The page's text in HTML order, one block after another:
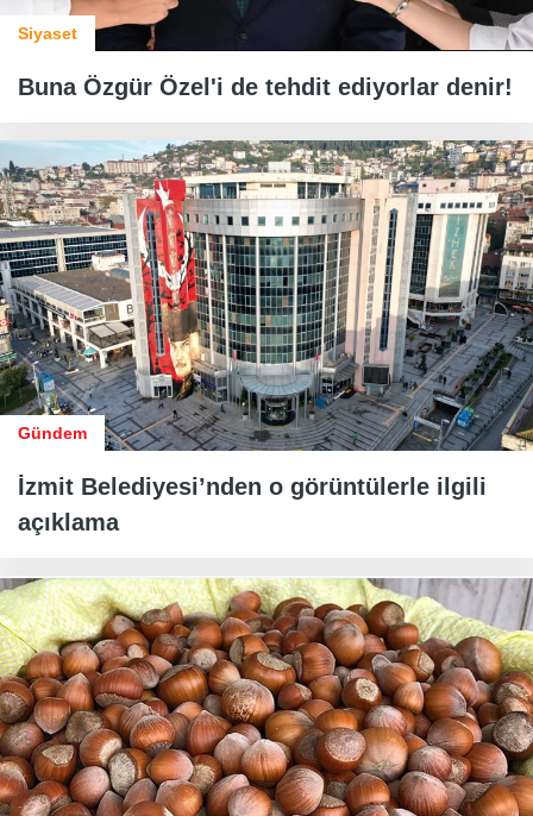
Siyaset
Buna Özgür Özel'i de tehdit ediyorlar denir!
Gündem
İzmit Belediyesi’nden o görüntülerle ilgili
açıklama